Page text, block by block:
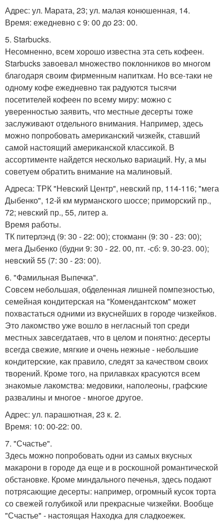
Адрес: ул. Марата, 23; ул. малая конюшенная, 14.
Время: ежедневно с 9: 00 до 23: 00.
5. Starbucks.
Несомненно, всем хорошо известна эта сеть кофеен.
Starbucks завоевал множество поклонников во многом
благодаря своим фирменным напиткам. Но все-таки не
одному кофе ежедневно так радуются тысячи
посетителей кофеен по всему миру: можно с
уверенностью заявить, что местные десерты тоже
заслуживают отдельного внимания. Например, здесь
можно попробовать американский чизкейк, ставший
самой настоящий американской классикой. В
ассортименте найдется несколько вариаций. Ну, а мы
советуем обратить внимание на малиновый.
Адреса: ТРК "Невский Центр", невский пр, 114-116; "мега
Дыбенко", 12-й км мурманского шоссе; приморский пр.,
72; невский пр., 55, литер а.
Время работы.
ТК питерлэнд (9: 30 - 22: 00); стокманн (9: 30 - 23: 00);
мега Дыбенко (будни 9: 30 - 22. 00, пт. -сб: 9. 30-23. 00);
невский 55 (7: 30 - 23: 00).
6. "Фамильная Выпечка".
Совсем небольшая, обделенная лишней помпезностью,
семейная кондитерская на "Комендантском" может
похвастаться одними из вкуснейших в городе чизкейков.
Это лакомство уже вошло в негласный топ среди
местных завсегдатаев, что в целом и понятно: десерты
всегда свежие, мягкие и очень нежные - небольшие
кондитерские, как правило, следят за качеством своих
творений. Кроме того, на прилавках красуются всем
знакомые лакомства: медовики, наполеоны, графские
развалины и многое - многое другое.
Адрес: ул. парашютная, 23 к. 2.
Время: 10: 00-22: 00.
7. "Счастье".
Здесь можно попробовать одни из самых вкусных
макарони в городе да еще и в роскошной романтической
обстановке. Кроме миндального печенья, здесь подают
потрясающие десерты: например, огромный кусок торта
со свежей голубикой или прекрасные чизкейки. Вообще
"Счастье" - настоящая Находка для сладкоежек.